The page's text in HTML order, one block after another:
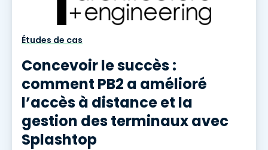
Études de cas
Concevoir le succès :
comment PB2 a amélioré
l’accès à distance et la
gestion des terminaux avec
Splashtop